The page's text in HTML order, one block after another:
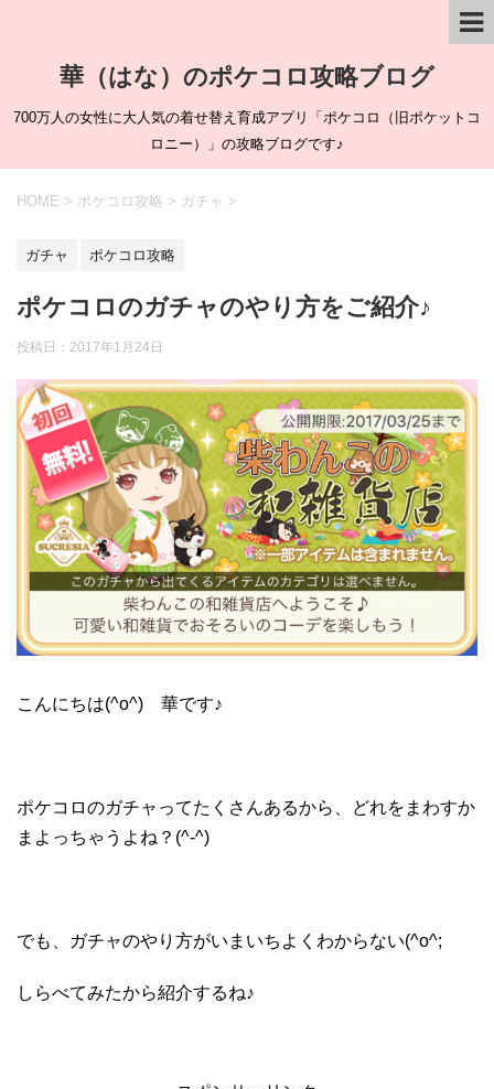
華（はな）のポケコロ攻略ブログ
700万人の女性に大人気の着せ替え育成アプリ「ポケコロ（旧ポケットコ
ロニー）」の攻略ブログです♪
HOME > ポケコロ攻略 > ガチャ >
ガチャ ポケコロ攻略
ポケコロのガチャのやり方をご紹介♪
投稿日： 2017年1月24日
こんにちは(^o^) 華です♪
ポケコロのガチャってたくさんあるから、どれをまわすか
まよっちゃうよね？(^-^)
でも、ガチャのやり方がいまいちよくわからない(^o^;
しらべてみたから紹介するね♪